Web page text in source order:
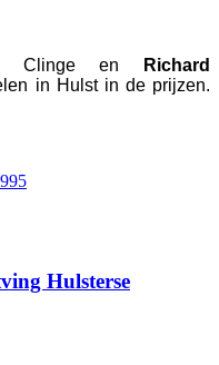
Clinge en
Richard
in Hulst in de prijzen.
Hulsterse